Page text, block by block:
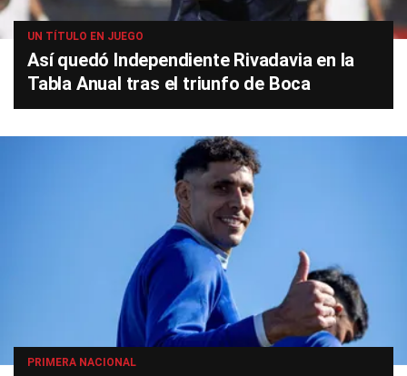
UN TÍTULO EN JUEGO
Así quedó Independiente Rivadavia en la
Tabla Anual tras el triunfo de Boca
PRIMERA NACIONAL